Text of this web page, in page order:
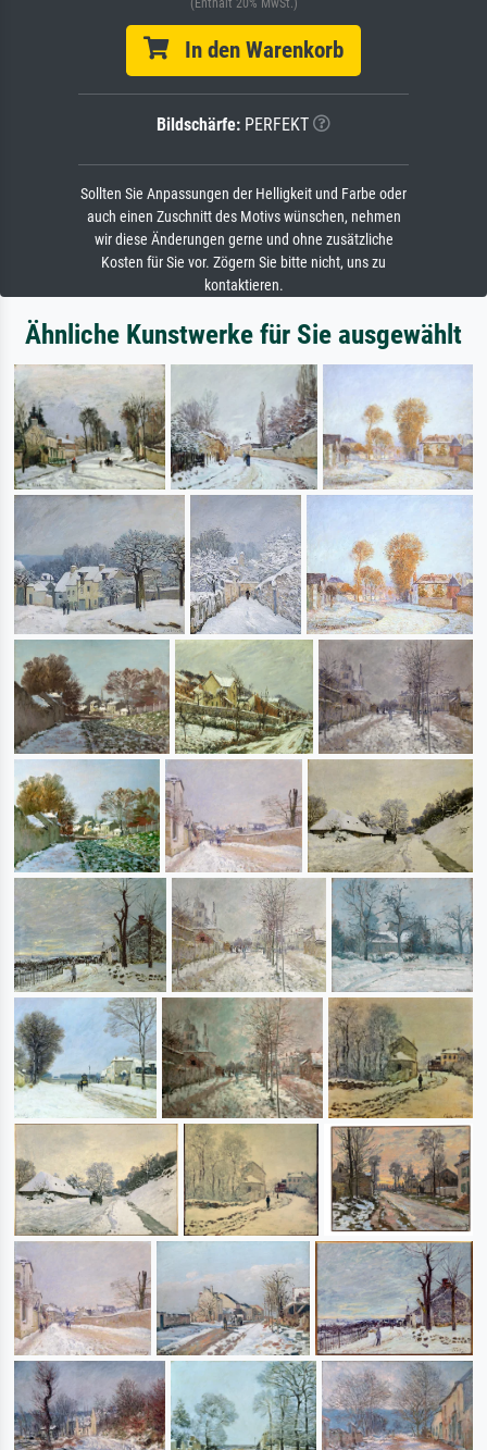
In den Warenkorb
Bildschärfe: PERFEKT
Sollten Sie Anpassungen der Helligkeit und Farbe oder
auch einen Zuschnitt des Motivs wünschen, nehmen
wir diese Änderungen gerne und ohne zusätzliche
Kosten für Sie vor. Zögern Sie bitte nicht, uns zu
kontaktieren.
Ähnliche Kunstwerke für Sie ausgewählt